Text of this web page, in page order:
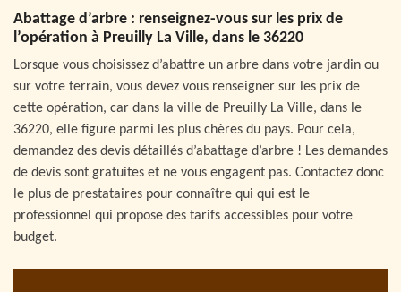
Abattage d’arbre : renseignez-vous sur les prix de
l’opération à Preuilly La Ville, dans le 36220
Lorsque vous choisissez d’abattre un arbre dans votre jardin ou
sur votre terrain, vous devez vous renseigner sur les prix de
cette opération, car dans la ville de Preuilly La Ville, dans le
36220, elle figure parmi les plus chères du pays. Pour cela,
demandez des devis détaillés d’abattage d’arbre ! Les demandes
de devis sont gratuites et ne vous engagent pas. Contactez donc
le plus de prestataires pour connaître qui qui est le
professionnel qui propose des tarifs accessibles pour votre
budget.